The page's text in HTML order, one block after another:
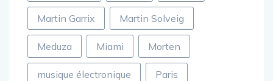
Martin Garrix Martin Solveig
Meduza Miami Morten
musique électronique Paris